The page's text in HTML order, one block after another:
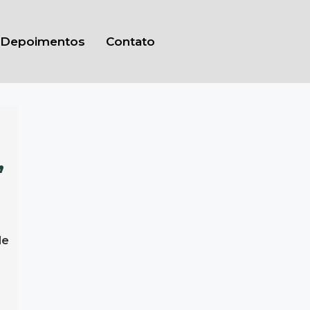
Depoimentos Contato